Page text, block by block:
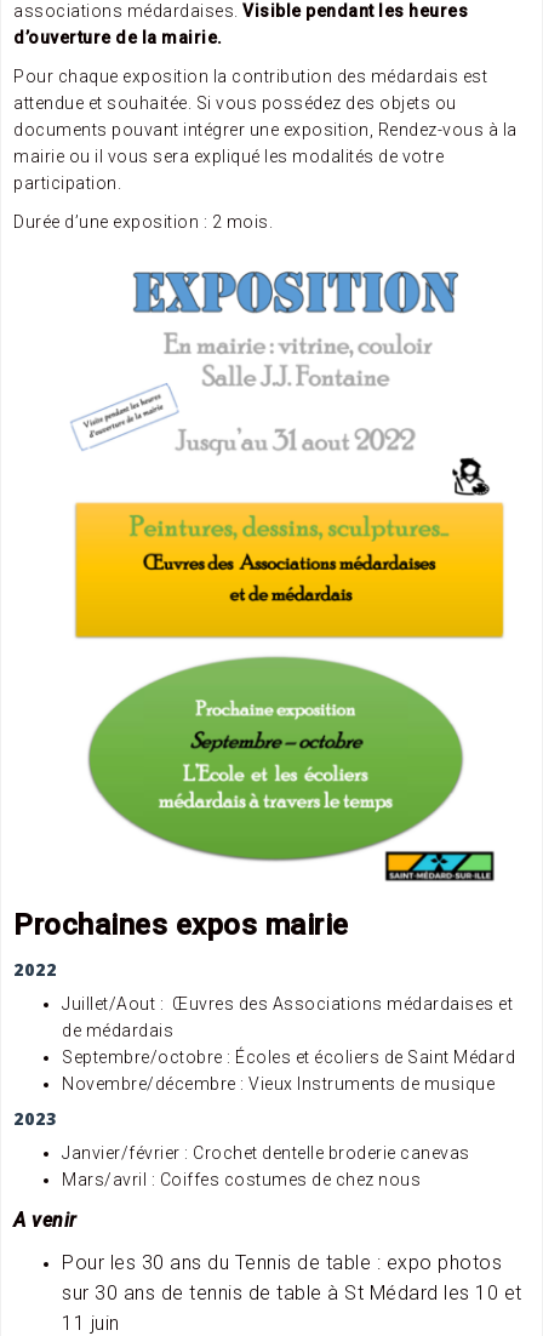
associations médardaises. Visible pendant les heures
d’ouverture de la mairie.
Pour chaque exposition la contribution des médardais est
attendue et souhaitée. Si vous possédez des objets ou
documents pouvant intégrer une exposition, Rendez-vous à la
mairie ou il vous sera expliqué les modalités de votre
participation.
Durée d’une exposition : 2 mois.
Prochaines expos mairie
2022
Juillet/Aout : Œuvres des Associations médardaises et
de médardais
Septembre/octobre : Écoles et écoliers de Saint Médard
Novembre/décembre : Vieux Instruments de musique
2023
Janvier/février : Crochet dentelle broderie canevas
Mars/avril : Coiffes costumes de chez nous
A venir
Pour les 30 ans du Tennis de table : expo photos
sur 30 ans de tennis de table à St Médard les 10 et
11 juin